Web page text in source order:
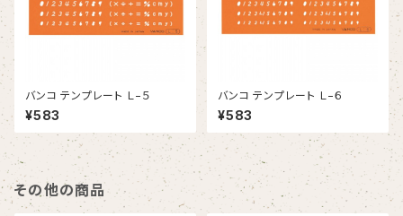
バンコ テンプレート Ｌ−５
¥583
バンコ テンプレート Ｌ−６
¥583
その他の商品